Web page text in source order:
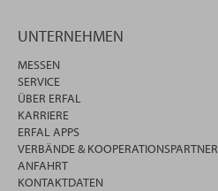
UNTERNEHMEN
MESSEN
SERVICE
ÜBER ERFAL
KARRIERE
ERFAL APPS
VERBÄNDE & KOOPERATIONSPARTNER
ANFAHRT
KONTAKTDATEN